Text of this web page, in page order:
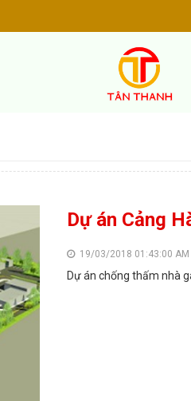
Dự án Cảng
19/03/2018 01:43:00 AM
Dự án chống thấm nhà